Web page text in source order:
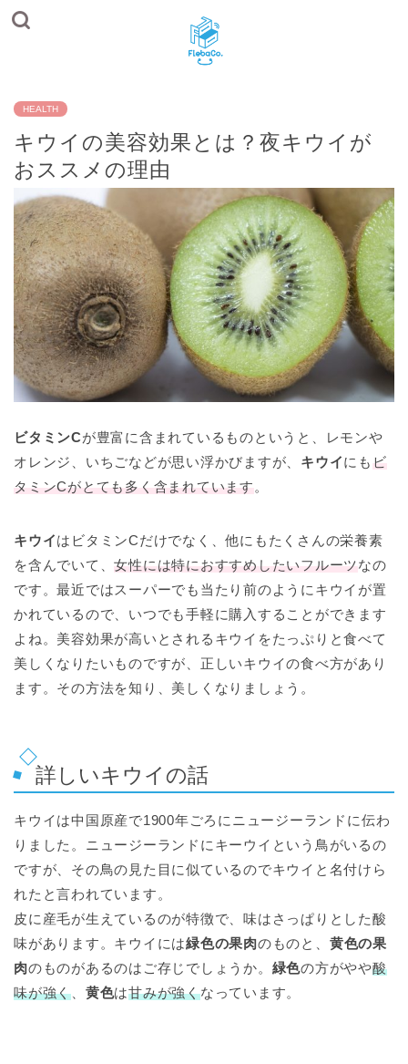
HEALTH
キウイの美容効果とは？夜キウイが
おススメの理由
ビタミンCが豊富に含まれているものというと、レモンや
オレンジ、いちごなどが思い浮かびますが、 キウイにも ビ
タミンCがとても多く含まれています 。
キウイはビタミンCだけでなく、他にもたくさんの栄養素
を含んでいて、女性には特におすすめしたいフルーツなの
です。最近ではスーパーでも当たり前のようにキウイが置
かれているので、いつでも手軽に購入することができます
よね。美容効果が高いとされるキウイをたっぷりと食べて
美しくなりたいものですが、正しいキウイの食べ方があり
ます。その方法を知り、美しくなりましょう。
詳しいキウイの話
キウイは中国原産で1900年ごろにニュージーランドに伝わ
りました。ニュージーランドにキーウイという鳥がいるの
ですが、その鳥の見た目に似ているのでキウイと名付けら
れたと言われています。
皮に産毛が生えているのが特徴で、味はさっぱりとした酸
味があります。キウイには緑色の果肉のものと、 黄色の果
肉のものがあるのはご存じでしょうか。 緑色の方がやや酸
味が強く
黄色は甘みが強くなっています。